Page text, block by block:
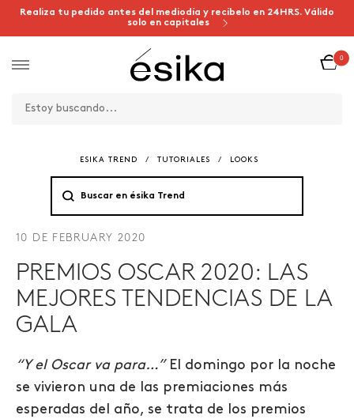
Realiza tu pedido antes del mediodía y recíbelo en 24HRS. Válido
solo en capitales
0
ESIKA TREND / TUTORIALES / LOOKS
10 DE FEBRUARY 2020
PREMIOS OSCAR 2020: LAS
MEJORES TENDENCIAS DE LA
GALA
“Y el Oscar va para…” El domingo por la noche
se vivieron una de las premiaciones más
esperadas del año, se trata de los premios